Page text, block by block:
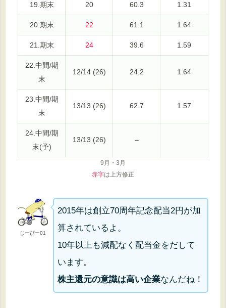
19.期末 20 60.3 1.31
20.期末 22 61.1 1.64
21.期末 24 39.6 1.59
22.中間/期
末
12/14 (26) 24.2 1.64
23.中間/期
末
13/13 (26) 62.7 1.57
24.中間/期
末(予)
13/13 (26) –
9月・3月
赤字は上方修正
じーぴー01
2015年は創立70周年記念配当2円が加
算されているよ。
10年以上も減配なく配当金をだして
います。
株主還元の意識は高い企業なんだね！